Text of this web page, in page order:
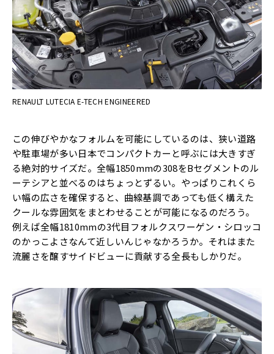
RENAULT LUTECIA E-TECH ENGINEERED
この伸びやかなフォルムを可能にしているのは、狭い道路
や駐車場が多い日本でコンパクトカーと呼ぶには大きすぎ
る絶対的サイズだ。全幅1850mmの308をBセグメントのル
ーテシアと並べるのはちょっとずるい。やっぱりこれくら
い幅の広さを確保すると、曲線基調であっても低く構えた
クールな雰囲気をまとわせることが可能になるのだろう。
例えば全幅1810mmの3代目フォルクスワーゲン・シロッコ
のかっこよさなんて近しいんじゃなかろうか。それはまた
流麗さを醸すサイドビューに貢献する全長もしかりだ。